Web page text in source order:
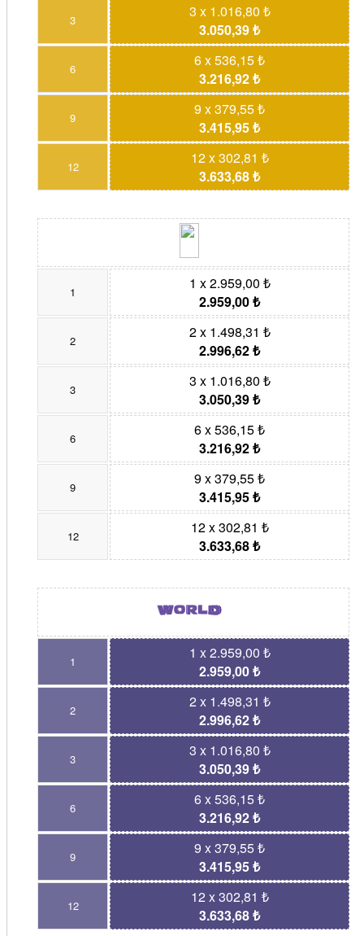
3
3 x 1.016,80 ₺
3.050,39 ₺
6
6 x 536,15 ₺
3.216,92 ₺
9
9 x 379,55 ₺
3.415,95 ₺
12
12 x 302,81 ₺
3.633,68 ₺
1
1 x 2.959,00 ₺
2.959,00 ₺
2
2 x 1.498,31 ₺
2.996,62 ₺
3
3 x 1.016,80 ₺
3.050,39 ₺
6
6 x 536,15 ₺
3.216,92 ₺
9
9 x 379,55 ₺
3.415,95 ₺
12
12 x 302,81 ₺
3.633,68 ₺
1
1 x 2.959,00 ₺
2.959,00 ₺
2
2 x 1.498,31 ₺
2.996,62 ₺
3
3 x 1.016,80 ₺
3.050,39 ₺
6
6 x 536,15 ₺
3.216,92 ₺
9
9 x 379,55 ₺
3.415,95 ₺
12
12 x 302,81 ₺
3.633,68 ₺